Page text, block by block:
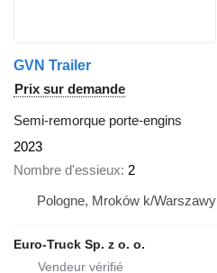
GVN Trailer
Prix sur demande
Semi-remorque porte-engins
2023
Nombre d'essieux 2
Pologne, Mroków k/Warszawy
Euro-Truck Sp. z o. o.